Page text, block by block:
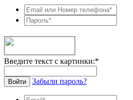
Введите текст с картинки:*
Войти Забыли пароль?